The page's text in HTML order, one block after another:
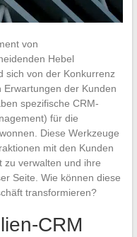
von
Hebel
sich von der Konkurrenz
der Kunden
spezifische CRM-
für die
Diese Werkzeuge
mit den Kunden
zu verwalten und ihre
Seite. Wie können diese
transformieren?
CRM